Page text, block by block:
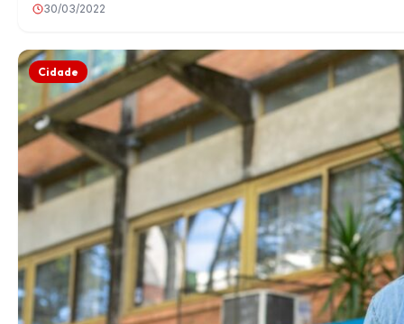
30/03/2022
Cidade